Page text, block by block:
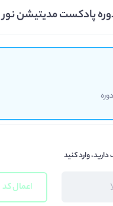
پادکست مدیتیشن نور
وارد کنید
اعمال کد